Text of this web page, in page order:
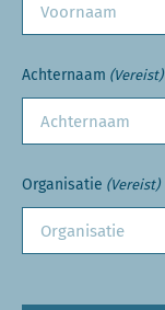
Achternaam (Vereist)
Organisatie (Vereist)